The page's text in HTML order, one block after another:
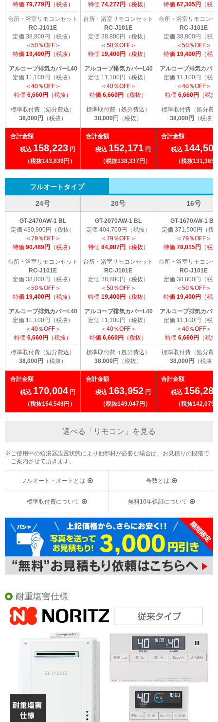
特価 79,779円 （税抜）
台所・浴室リモコンセット
RC-J101E
定価 38,800円（税抜）
＜50％OFF＞
特価 19,400円 （税抜）
アルコーブ排気カバーL40
定価 11,100円（税抜）
＜40％OFF＞
特価 6,660円 （税抜）
標準取付費（処分費込）
38,000円 （税抜）
特価 74,277円 （税抜）
台所・浴室リモコンセット
RC-J101E
定価 38,800円（税抜）
＜50％OFF＞
特価 19,400円 （税抜）
アルコーブ排気カバーL40
定価 11,100円（税抜）
＜40％OFF＞
特価 6,660円 （税抜）
標準取付費（処分費込）
38,000円 （税抜）
特価 67,305円 （税
台所・浴室リモコン
RC-J101E
定価 38,800円（税
＜50％OFF＞
特価 19,400円 （税
アルコーブ排気カバ
定価 11,100円（税
＜40％OFF＞
特価 6,660円 （税
標準取付費（処分費
38,000円 （税抜）
合計金額
税込 158,223 円
（税抜143,839円）
合計金額
税込 152,171 円
（税抜138,337円）
合計金額
税込
（税抜131,365
フルオートタイプ
24号 20号 16号
GT-2470AW-1 BL
定価 430,900円（税抜）
＜79％OFF＞
特価 90,489円 （税抜）
台所・浴室リモコンセット
RC-J101E
定価 38,800円（税抜）
＜50％OFF＞
特価 19,400円 （税抜）
アルコーブ排気カバーL40
定価 11,100円（税抜）
＜40％OFF＞
特価 6,660円 （税抜）
標準取付費（処分費込）
38,000円 （税抜）
GT-2070AW-1 BL
定価 404,700円（税抜）
＜79％OFF＞
特価 84,987円 （税抜）
台所・浴室リモコンセット
RC-J101E
定価 38,800円（税抜）
＜50％OFF＞
特価 19,400円 （税抜）
アルコーブ排気カバーL40
定価 11,100円（税抜）
＜40％OFF＞
特価 6,660円 （税抜）
標準取付費（処分費込）
38,000円 （税抜）
GT-1670AW-1 BL
定価 371,500円（税
＜79％OFF＞
特価 78,015円 （税
台所・浴室リモコン
RC-J101E
定価 38,800円（税
＜50％OFF＞
特価 19,400円 （税
アルコーブ排気カバ
定価 11,100円（税
＜40％OFF＞
特価 6,660円 （税
標準取付費（処分費
38,000円 （税抜）
合計金額
税込 170,004 円
（税抜154,549円）
合計金額
税込 163,952 円
（税抜149,047円）
合計金額
税込
（税抜142,075
選べる「リモコン」を見る
※ご使用中の給湯器設置状態により他部材が必要な場合は、お見積りの段階で
ご案内させて頂きます。
フルオート・オートとは 号数とは
標準取付費について 無料10年保証について
耐重塩害仕様